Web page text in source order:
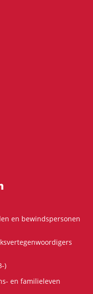
en bewindspersonen
)
en familieleven